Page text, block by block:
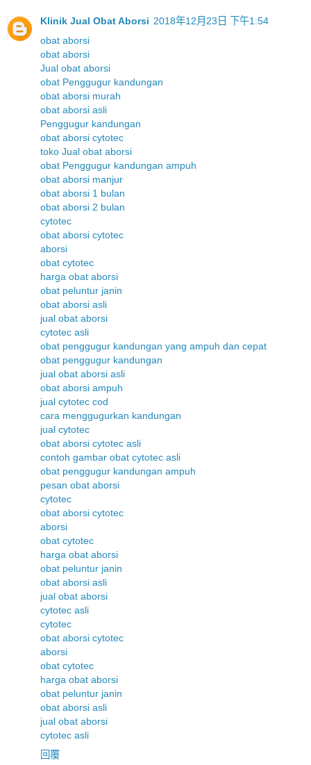
Klinik Jual Obat Aborsi 2018年12月23日 下午1:54
obat aborsi
obat aborsi
Jual obat aborsi
obat Penggugur kandungan
obat aborsi murah
obat aborsi asli
Penggugur kandungan
obat aborsi cytotec
toko Jual obat aborsi
obat Penggugur kandungan ampuh
obat aborsi manjur
obat aborsi 1 bulan
obat aborsi 2 bulan
cytotec
obat aborsi cytotec
aborsi
obat cytotec
harga obat aborsi
obat peluntur janin
obat aborsi asli
jual obat aborsi
cytotec asli
obat penggugur kandungan yang ampuh dan cepat
obat penggugur kandungan
jual obat aborsi asli
obat aborsi ampuh
jual cytotec cod
cara menggugurkan kandungan
jual cytotec
obat aborsi cytotec asli
contoh gambar obat cytotec asli
obat penggugur kandungan ampuh
pesan obat aborsi
cytotec
obat aborsi cytotec
aborsi
obat cytotec
harga obat aborsi
obat peluntur janin
obat aborsi asli
jual obat aborsi
cytotec asli
cytotec
obat aborsi cytotec
aborsi
obat cytotec
harga obat aborsi
obat peluntur janin
obat aborsi asli
jual obat aborsi
cytotec asli
回覆